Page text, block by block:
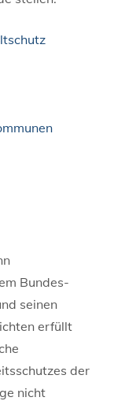
Bundes-
seinen
erfüllt
der
nicht